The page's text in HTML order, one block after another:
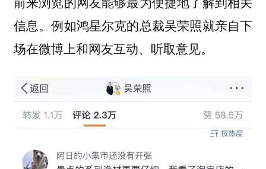
信息。例如鸿星尔克的总裁吴荣照就亲自下
场在微博上和网友互动、听取意见。